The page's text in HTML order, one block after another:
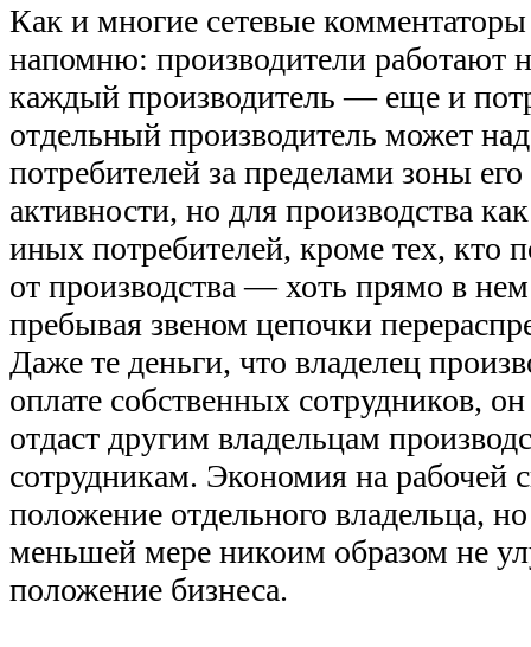
Как и многие сетевые
напомню: производители работают
каждый производитель — еще и
отдельный производитель может
потребителей за пределами зоны
активности, но для производства
иных потребителей, кроме тех, кто
от производства — хоть прямо в нем
пребывая звеном цепочки
Даже те деньги, что владелец
оплате собственных сотрудников,
отдаст другим владельцам
сотрудникам. Экономия на рабочей
положение отдельного владельца,
меньшей мере никоим образом не
положение бизнеса.